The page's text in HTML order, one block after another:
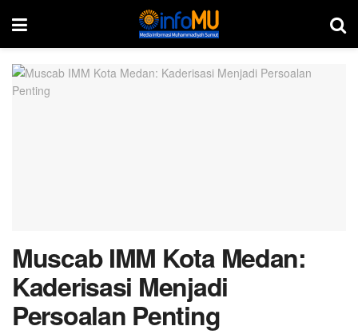
Muscab IMM Kota Medan:
Kaderisasi Menjadi
Persoalan Penting